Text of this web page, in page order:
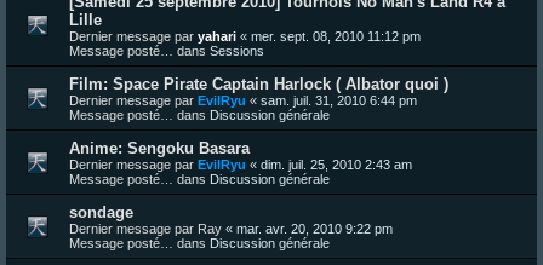
Lille
Dernier message par yahari « mer. sept. 08, 2010 11:12 pm
Message posté… dans Sessions
Film: Space Pirate Captain Harlock ( Albator quoi )
Dernier message par EvilRyu « sam. juil. 31, 2010 6:44 pm
Message posté… dans Discussion générale
Anime: Sengoku Basara
Dernier message par EvilRyu « dim. juil. 25, 2010 2:43 am
Message posté… dans Discussion générale
sondage
Dernier message par Ray « mar. avr. 20, 2010 9:22 pm
Message posté… dans Discussion générale